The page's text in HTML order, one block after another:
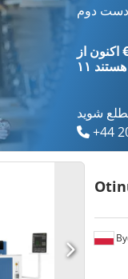
دست دوم
شوید
+44